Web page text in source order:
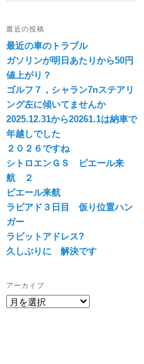
最近の投稿
最近の車のトラブル
ガソリンが明日あたりから50円
値上がり？
ゴルフ７，シャラン7nステアリ
ング左に傾いてませんか
2025.12.31から20261.1は納車で
年越しでした
２０２６ですね
シトロエンＧＳ ピエール来
航 ２
ピエール来航
ラビアド３日目 仮り位置ハン
ガー
ラビットアドレス?
久しぶりに 解決です
アーカイブ
ア